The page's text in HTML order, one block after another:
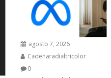
agosto 7, 2026
Cadenaradialtricolor
0